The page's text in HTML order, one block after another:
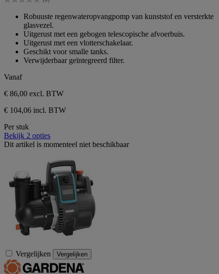
5
0.0
sterren.
Robuuste regenwateropvangpomp van kunststof en versterkte
glasvezel.
Uitgerust met een gebogen telescopische afvoerbuis.
Uitgerust met een vlotterschakelaar.
Geschikt voor smalle tanks.
Verwijderbaar geïntegreerd filter.
Vanaf
€ 86,00 excl. BTW
€ 104,06 incl. BTW
Per stuk
Bekijk 2 opties
Dit artikel is momenteel niet beschikbaar
Vergelijken Vergelijken